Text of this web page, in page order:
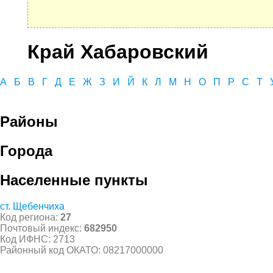
Край Хабаровский
А Б В Г Д Е Ж З И Й К Л М Н О П Р С Т
Районы
Города
Населенные пункты
ст. Щебенчиха
Код региона: 27
Почтовый индекс: 682950
Код ИФНС: 2713
Районный код ОКАТО: 08217000000